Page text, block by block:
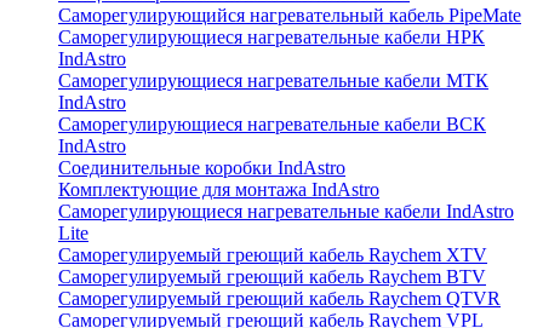
Саморегулирующийся нагревательный кабель PipeMate
Саморегулирующиеся нагревательные кабели НРК
IndAstro
Саморегулирующиеся нагревательные кабели МТК
IndAstro
Саморегулирующиеся нагревательные кабели ВСК
IndAstro
Соединительные коробки IndAstro
Комплектующие для монтажа IndAstro
Саморегулирующиеся нагревательные кабели IndAstro
Lite
Саморегулируемый греющий кабель Raychem XTV
Саморегулируемый греющий кабель Raychem BTV
Саморегулируемый греющий кабель Raychem QTVR
Саморегулируемый греющий кабель Raychem VPL